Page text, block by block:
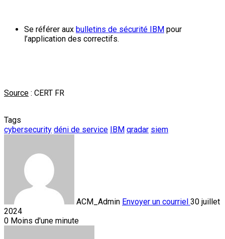
Se référer aux bulletins de sécurité IBM pour
l’application des correctifs.
Source : CERT FR
Tags
cybersecurity déni de service IBM qradar siem
ACM_Admin Envoyer un courriel 30 juillet
2024
0 Moins d'une minute